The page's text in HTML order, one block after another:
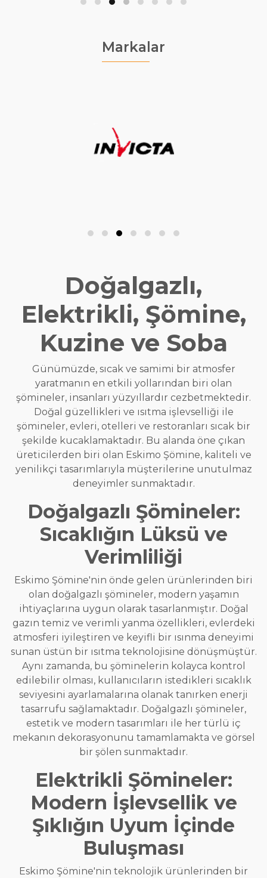
Markalar
Doğalgazlı,
Elektrikli, Şömine,
Kuzine ve Soba
Günümüzde, sıcak ve samimi bir atmosfer
yaratmanın en etkili yollarından biri olan
şömineler, insanları yüzyıllardır cezbetmektedir.
Doğal güzellikleri ve ısıtma işlevselliği ile
şömineler, evleri, otelleri ve restoranları sıcak bir
şekilde kucaklamaktadır. Bu alanda öne çıkan
üreticilerden biri olan Eskimo Şömine, kaliteli ve
yenilikçi tasarımlarıyla müşterilerine unutulmaz
deneyimler sunmaktadır.
Doğalgazlı Şömineler:
Sıcaklığın Lüksü ve
Verimliliği
Eskimo Şömine'nin önde gelen ürünlerinden biri
olan doğalgazlı şömineler, modern yaşamın
ihtiyaçlarına uygun olarak tasarlanmıştır. Doğal
gazın temiz ve verimli yanma özellikleri, evlerdeki
atmosferi iyileştiren ve keyifli bir ısınma deneyimi
sunan üstün bir ısıtma teknolojisine dönüşmüştür.
Aynı zamanda, bu şöminelerin kolayca kontrol
edilebilir olması, kullanıcıların istedikleri sıcaklık
seviyesini ayarlamalarına olanak tanırken enerji
tasarrufu sağlamaktadır. Doğalgazlı şömineler,
estetik ve modern tasarımları ile her türlü iç
mekanın dekorasyonunu tamamlamakta ve görsel
bir şölen sunmaktadır.
Elektrikli Şömineler:
Modern İşlevsellik ve
Şıklığın Uyum İçinde
Buluşması
Eskimo Şömine'nin teknolojik ürünlerinden bir